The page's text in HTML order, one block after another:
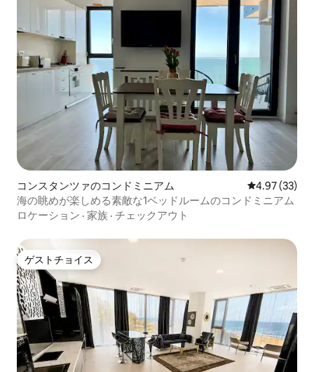
コンスタンツァのコンドミニアム レビュー33
4.97 (33)
海の眺めが楽しめる素敵な1ベッドルームのコンドミニアム
ロケーション · 家族 · チェックアウト
ゲストチョイス
ゲストチョイス